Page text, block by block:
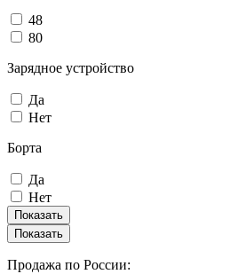
48
80
Зарядное устройство
Да
Нет
Борта
Да
Нет
Показать
Показать
Продажа по России: